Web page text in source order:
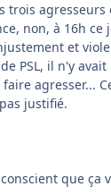
trois
non, à 16h
et
PSL, il n'y
agresser...
justifié.
que ça